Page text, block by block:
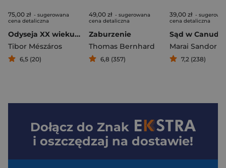
75,00 zł - sugerowana
cena detaliczna
Odyseja XX wieku. Sándor Márai - życie i dzieło
Tibor Mészáros
6,5 (20)
49,00 zł - sugerowana
cena detaliczna
Zaburzenie
Thomas Bernhard
6,8 (357)
39,00 zł -
cena detaliczna
Sąd w
Marai Sandor
7,2 (238)
Dołącz do Znak
i oszczędzaj na dostawie!